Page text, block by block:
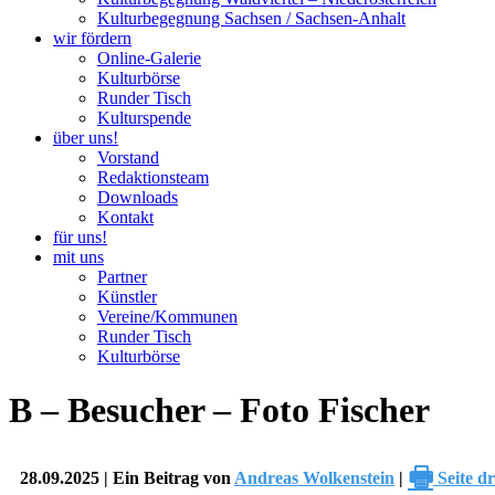
Kulturbegegnung Sachsen / Sachsen-Anhalt
wir fördern
Online-Galerie
Kulturbörse
Runder Tisch
Kulturspende
über uns!
Vorstand
Redaktionsteam
Downloads
Kontakt
für uns!
mit uns
Partner
Künstler
Vereine/Kommunen
Runder Tisch
Kulturbörse
B – Besucher – Foto Fischer
28.09.2025 | Ein Beitrag von Andreas Wolkenstein | 🖶 Seite